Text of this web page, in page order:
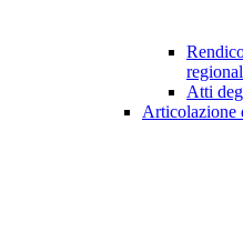
Atti
Articolazione